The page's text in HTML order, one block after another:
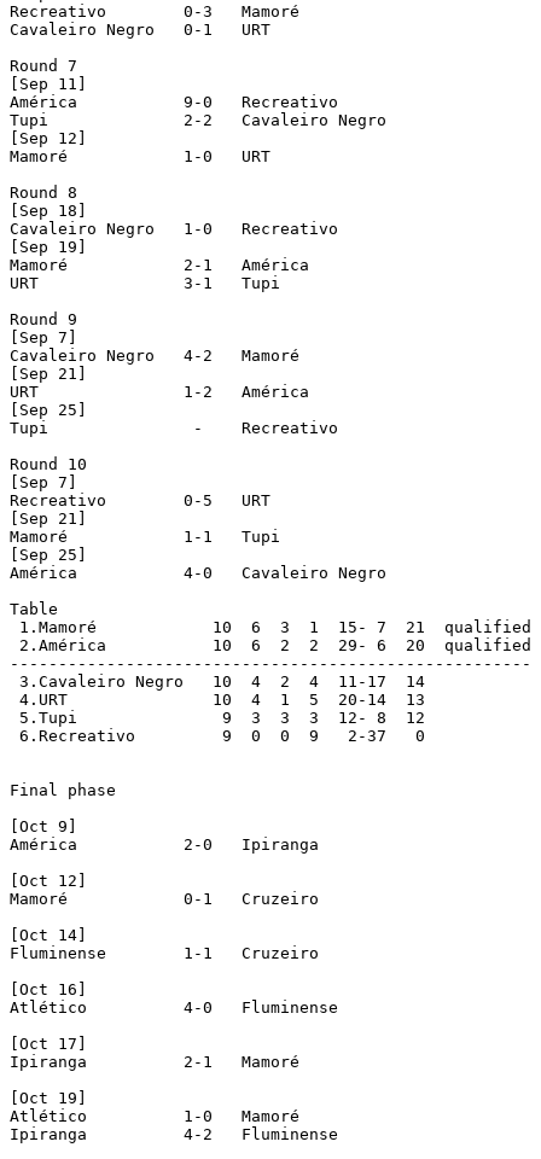
Recreativo        0-3   Mamoré
Cavaleiro Negro   0-1   URT
Round 7
[Sep 11]
América           9-0   Recreativo
Tupi              2-2   Cavaleiro Negro
[Sep 12]
Mamoré            1-0   URT
Round 8
[Sep 18]
Cavaleiro Negro   1-0   Recreativo
[Sep 19]
Mamoré            2-1   América
URT               3-1   Tupi
Round 9
[Sep 7]
Cavaleiro Negro   4-2   Mamoré
[Sep 21]
URT               1-2   América
[Sep 25]
Tupi               -    Recreativo
Round 10
[Sep 7]
Recreativo        0-5   URT
[Sep 21]
Mamoré            1-1   Tupi
[Sep 25]
América           4-0   Cavaleiro Negro
Table
1.Mamoré            10  6  3  1  15- 7  21  qualified
2.América           10  6  2  2  29- 6  20  qualified
------------------------------------------------------
3.Cavaleiro Negro   10  4  2  4  11-17  14
4.URT               10  4  1  5  20-14  13
5.Tupi               9  3  3  3  12- 8  12
6.Recreativo         9  0  0  9   2-37   0
Final phase
[Oct 9]
América           2-0   Ipiranga
[Oct 12]
Mamoré            0-1   Cruzeiro
[Oct 14]
Fluminense        1-1   Cruzeiro
[Oct 16]
Atlético          4-0   Fluminense
[Oct 17]
Ipiranga          2-1   Mamoré
[Oct 19]
Atlético          1-0   Mamoré
Ipiranga          4-2   Fluminense